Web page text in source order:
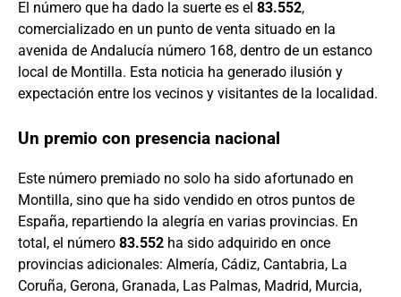
El número que ha dado la suerte es el 83.552,
comercializado en un punto de venta situado en la
avenida de Andalucía número 168, dentro de un estanco
local de Montilla. Esta noticia ha generado ilusión y
expectación entre los vecinos y visitantes de la localidad.
Un premio con presencia nacional
Este número premiado no solo ha sido afortunado en
Montilla, sino que ha sido vendido en otros puntos de
España, repartiendo la alegría en varias provincias. En
total, el número 83.552 ha sido adquirido en once
provincias adicionales: Almería, Cádiz, Cantabria, La
Coruña, Gerona, Granada, Las Palmas, Madrid, Murcia,